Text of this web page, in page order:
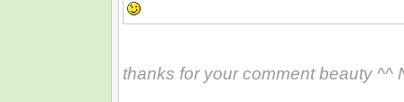
thanks for your comment beauty ^^